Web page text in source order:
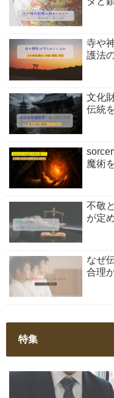
寺や
護法
文化
伝統
魔術
不敬
が定
なぜ
合理
特集